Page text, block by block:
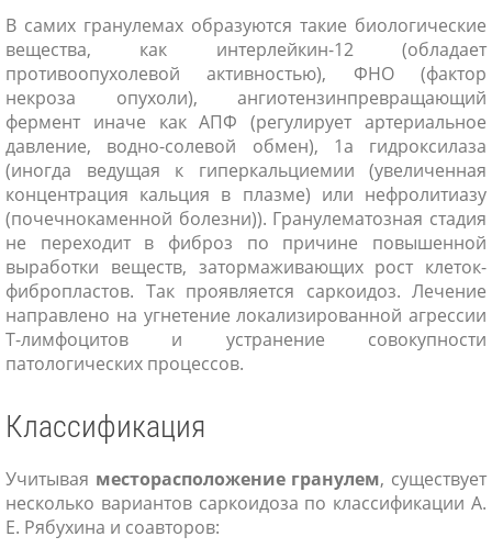
В самих гранулемах образуются такие биологические
вещества, как интерлейкин-12 (обладает
противоопухолевой активностью), ФНО (фактор
некроза опухоли), ангиотензинпревращающий
фермент иначе как АПФ (регулирует артериальное
давление, водно-солевой обмен), 1а гидроксилаза
(иногда ведущая к гиперкальциемии (увеличенная
концентрация кальция в плазме) или нефролитиазу
(почечнокаменной болезни)). Гранулематозная стадия
не переходит в фиброз по причине повышенной
выработки веществ, затормаживающих рост клеток-
фибропластов. Так проявляется саркоидоз. Лечение
направлено на угнетение локализированной агрессии
Т-лимфоцитов и устранение совокупности
патологических процессов.
Классификация
Учитывая месторасположение гранулем, существует
несколько вариантов саркоидоза по классификации А.
Е. Рябухина и соавторов: